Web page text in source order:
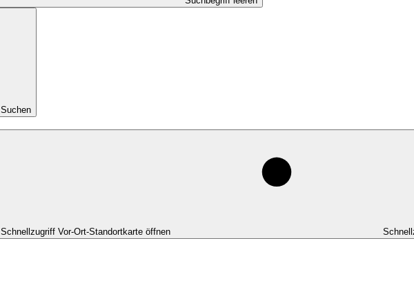
Suchen
Schnellzugriff Vor-Ort-Standortkarte öffnen